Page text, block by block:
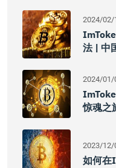
2024/02/
法 | 中
2024/01/
惊魂之
2023/12/
如何在